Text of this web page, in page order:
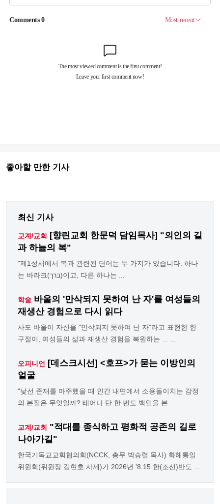
좋아할 만한 기사
최신 기사
교계/교회 [향린교회 한문덕 담임목사] "의인의 길
과 하늘의 복"
"제1성서에서 복과 관련된 단어는 두 가지가 있습니다. 하나
는 바라크(ברך)이고, 다른 하나는 ...
학술 바울의 '만삭되지 못하여 난 자'를 여성들의
재생산 경험으로 다시 읽다
사도 바울이 자신을 "만삭되지 못하여 난 자"라고 표현한 한
구절이, 여성들의 삶과 재생산 경험을 복원하는 ... ...
오피니언 [데스크시선] <호프>가 묻는 이방인의
얼굴
"낯선 존재를 마주했을 때 인간 내면에서 소용돌이치는 감정
의 본질은 무엇일까? 태어나 단 한 번도 백인을 본 ...
교계/교회 "적대를 종식하고 평화적 공존의 길로
나아가길"
한국기독교교회협의회(NCCK, 총무 박승렬 목사) 화해통일
위원회(위원장 김현호 사제)가 2026년 '8.15 한(조선)반도 ...